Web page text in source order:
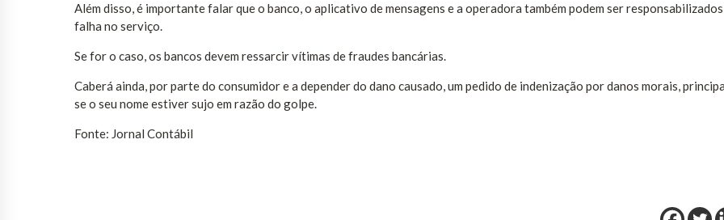
Além disso, é importante falar que o banco, o aplicativo de mensagens e a operadora também podem ser
falha no serviço.
Se for o caso, os bancos devem ressarcir vítimas de fraudes bancárias.
Caberá ainda, por parte do consumidor e a depender do dano causado, um pedido de indenização por danos morais,
se o seu nome estiver sujo em razão do golpe.
Fonte: Jornal Contábil